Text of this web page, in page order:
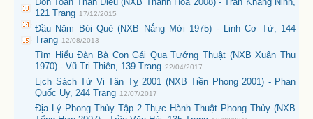
121 Trang 17/12/2015
Đầu Năm Bói Quẻ (NXB Nắng Mới 1975) - Linh Cơ Tử, 144
Trang 12/08/2013
Tìm Hiểu Đàn Bà Con Gái Qua Tướng Thuật (NXB Xuân Thu
1970) - Vũ Tri Thiên, 139 Trang 22/04/2017
Lịch Sách Tử Vi Tân Tỵ 2001 (NXB Tiền Phong 2001) - Phan
Quốc Uy, 244 Trang 12/07/2017
Địa Lý Phong Thủy Tập 2-Thực Hành Thuật Phong Thủy (NXB